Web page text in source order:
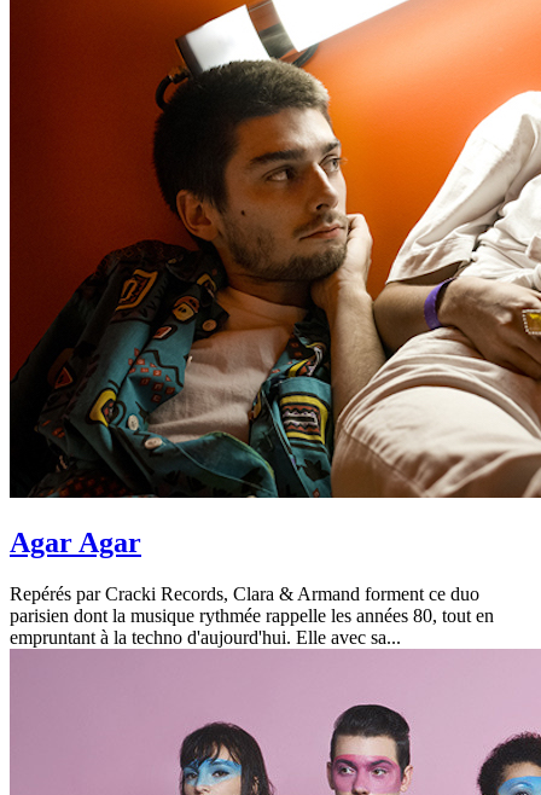
Agar Agar
Repérés par Cracki Records, Clara & Armand forment ce duo
parisien dont la musique rythmée rappelle les années 80, tout en
empruntant à la techno d'aujourd'hui. Elle avec sa...